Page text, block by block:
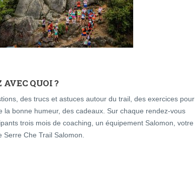
AVEC QUOI ?
des trucs et astuces autour du trail, des exercices pour
la bonne humeur, des cadeaux. Sur chaque rendez-vous
trois mois de coaching, un équipement Salomon, votre
Che Trail Salomon.